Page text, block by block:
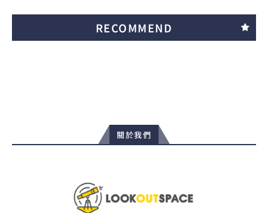
RECOMMEND
關於我們